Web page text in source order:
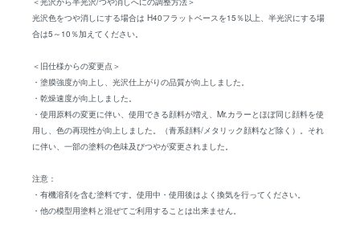
光沢色をつや消しにする場合は H40フラットベースを15％以上、半光沢にする場
合は5～10％加えてください。
＜旧仕様からの変更点＞
・塗膜強度が向上し、光沢仕上がりの品質が向上しました。
・乾燥速度が向上しました。
・使用原料の変更に伴い、使用できる顔料が増え、Mr.カラーとほぼ同じ顔料を使
用し、色の再現性が向上しました。（青系顔料/メタリック顔料など除く）。それ
に伴い、一部の塗料の色味及びつやが変更されました。
注意：
・有機溶剤を含む塗料です。使用中・使用後はよく換気を行ってください。
・他の模型用塗料と混ぜてご利用することは出来ません。